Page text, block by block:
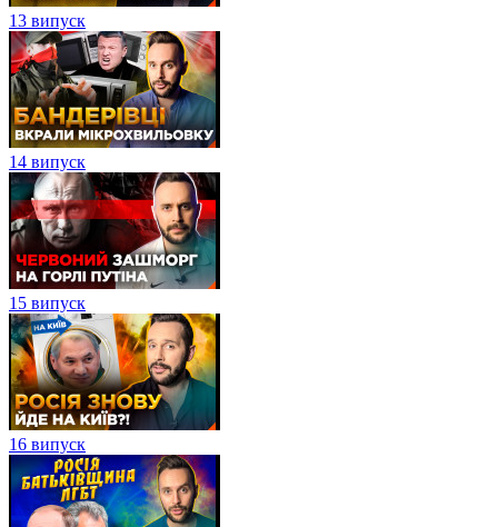
13 випуск
14 випуск
15 випуск
16 випуск